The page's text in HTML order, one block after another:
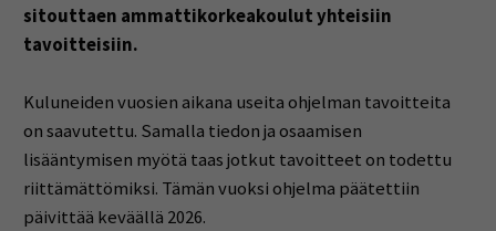
sitouttaen ammattikorkeakoulut yhteisiin
tavoitteisiin.
Kuluneiden vuosien aikana useita ohjelman tavoitteita
on saavutettu. Samalla tiedon ja osaamisen
lisääntymisen myötä taas jotkut tavoitteet on todettu
riittämättömiksi. Tämän vuoksi ohjelma päätettiin
päivittää keväällä 2026.